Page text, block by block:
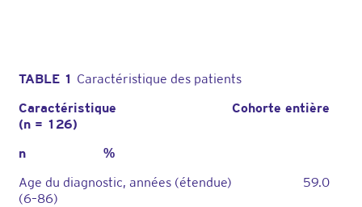
TABLE 1 Caractéristique des patients
Caractéristique Cohorte entière
(n = 126)
n %
Age du diagnostic, années (étendue) 59.0
(6–86)